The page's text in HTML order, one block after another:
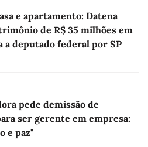
e apartamento: Datena
de R$ 35 milhões em
a deputado federal por SP
pede demissão de
ser gerente em empresa:
e paz"